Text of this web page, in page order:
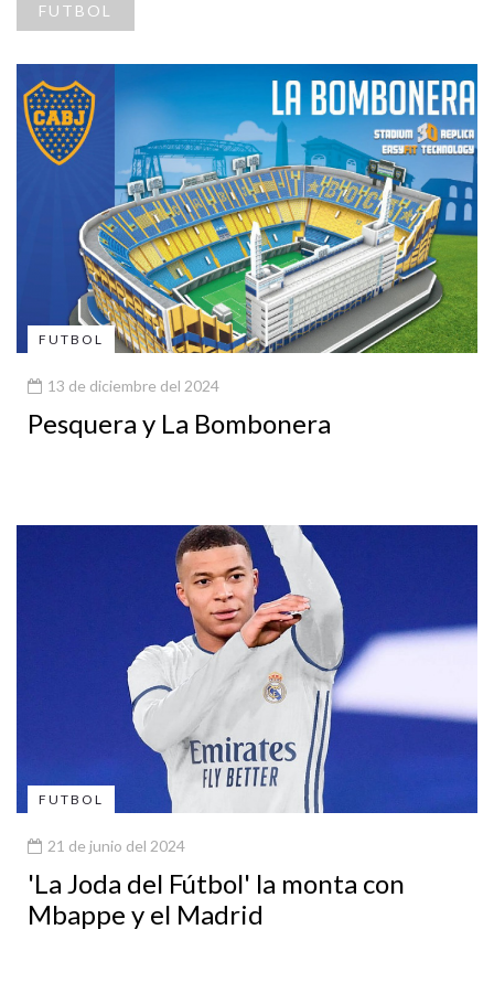
FUTBOL
FUTBOL
13 de diciembre del 2024
Pesquera y La Bombonera
FUTBOL
21 de junio del 2024
'La Joda del Fútbol' la monta con
Mbappe y el Madrid